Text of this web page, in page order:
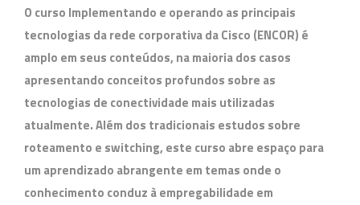
O curso Implementando e operando as principais
tecnologias da rede corporativa da Cisco (ENCOR) é
amplo em seus conteúdos, na maioria dos casos
apresentando conceitos profundos sobre as
tecnologias de conectividade mais utilizadas
atualmente. Além dos tradicionais estudos sobre
roteamento e switching, este curso abre espaço para
um aprendizado abrangente em temas onde o
conhecimento conduz à empregabilidade em